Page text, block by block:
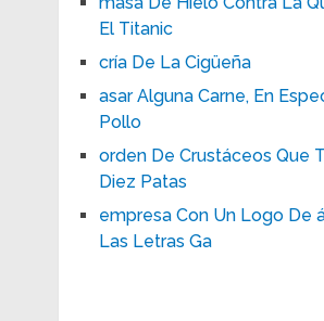
El Titanic
cría De La Cigüeña
asar Alguna Carne, En
Pollo
orden De Crustáceos Que
Diez Patas
empresa Con Un Logo De
Las Letras Ga